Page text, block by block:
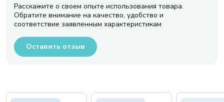
Расскажите о своем опыте использования товара.
Обратите внимание на качество, удобство и
соответствие заявленным характеристикам
Оставить отзыв